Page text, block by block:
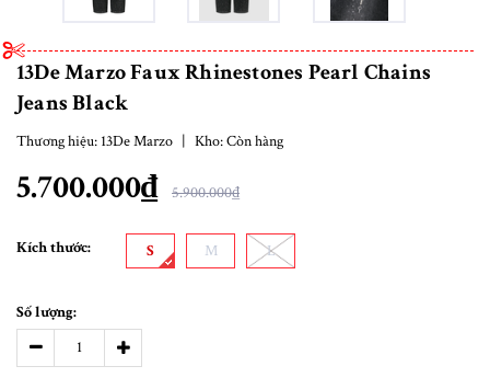
13De Marzo Faux Rhinestones Pearl Chains
Jeans Black
Thương hiệu: 13De Marzo | Kho:Còn hàng
5.700.000₫ 5.900.000₫
Kích thước: S M L
Số lượng: